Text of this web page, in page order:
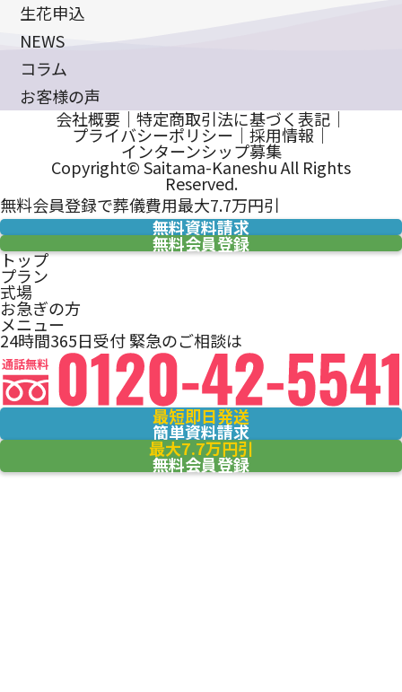
生花申込
NEWS
コラム
お客様の声
会社概要 ｜ 特定商取引法に基づく表記 ｜
プライバシーポリシー ｜ 採用情報 ｜
インターンシップ募集
Copyright© Saitama-Kaneshu All Rights
Reserved.
無料会員登録で葬儀費用最大7.7万円引
無料資料請求
無料会員登録
トップ
プラン
式場
お急ぎの方
メニュー
24時間365日受付緊急のご相談は
最短即日発送
簡単資料請求
最大7.7万円引
無料会員登録